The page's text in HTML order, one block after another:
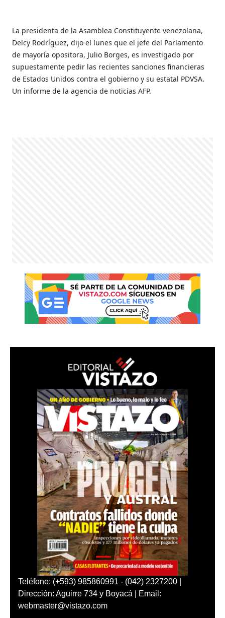
La presidenta de la Asamblea Constituyente venezolana,
Delcy Rodríguez, dijo el lunes que el jefe del Parlamento
de mayoría opositora, Julio Borges, es investigado por
supuestamente pedir las recientes sanciones financieras
de Estados Unidos contra el gobierno y su estatal PDVSA.
Un informe de la agencia de noticias AFP.
Teléfono: (+593) 985860991 - (042) 2327200 |
Dirección: Aguirre 734 y Boyacá | Email:
webmaster@vistazo.com